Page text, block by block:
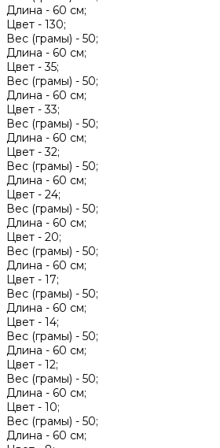
Длина - 60 см;
Цвет - 130;
Вес (грамы) - 50;
Длина - 60 см;
Цвет -35;
Вес (грамы) - 50;
Длина - 60 см;
Цвет -33;
Вес (грамы) - 50;
Длина - 60 см;
Цвет -32;
Вес (грамы) - 50;
Длина - 60 см;
Цвет - 24;
Вес (грамы) - 50;
Длина - 60 см;
Цвет - 20;
Вес (грамы) - 50;
Длина - 60 см;
Цвет - 17;
Вес (грамы) - 50;
Длина - 60 см;
Цвет - 14;
Вес (грамы) - 50;
Длина - 60 см;
Цвет - 12;
Вес (грамы) - 50;
Длина - 60 см;
Цвет - 10;
Вес (грамы) - 50;
Длина - 60 см;